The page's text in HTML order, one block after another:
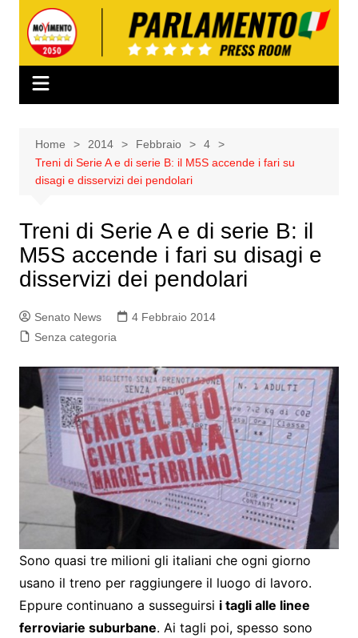
contenuto
Home 2014 Febbraio
4
Treni di Serie A e di serie B: il M5S accende i fari su
disagi e disservizi dei pendolari
Treni di Serie A e di serie B: il
M5S accende i fari su disagi e
disservizi dei pendolari
Senato News
4 Febbraio 2014
Senza categoria
Sono quasi tre milioni gli italiani che ogni giorno
usano il treno per raggiungere il luogo di lavoro.
Eppure continuano a susseguirsi i tagli alle linee
ferroviarie suburbane. Ai tagli poi, spesso sono